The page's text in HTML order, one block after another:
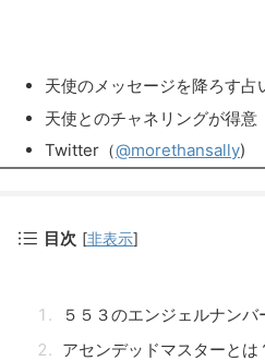
天使のメッセージを降ろす占
天使とのチャネリングが得意
Twitter（@morethansally)
目次 [非表示]
５５３のエンジェルナン
アセンデッドマスターとは